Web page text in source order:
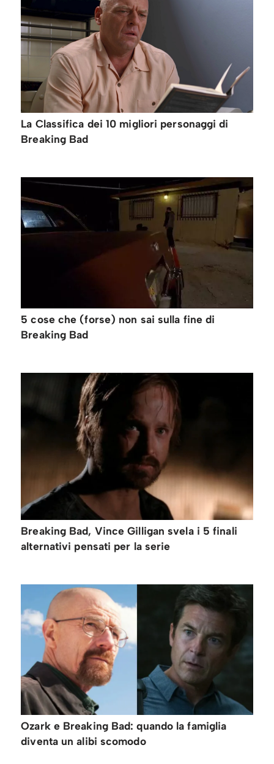
La Classifica dei 10 migliori personaggi di
Breaking Bad
5 cose che (forse) non sai sulla fine di
Breaking Bad
Breaking Bad, Vince Gilligan svela i 5 finali
alternativi pensati per la serie
Ozark e Breaking Bad: quando la famiglia
diventa un alibi scomodo